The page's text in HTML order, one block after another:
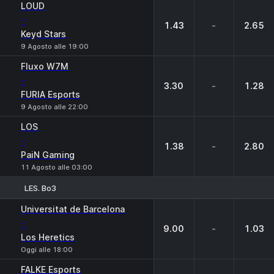
LOUD
-
Keyd Stars
9 Agosto alle 19:00
1.43 - 2.65
Fluxo W7M
-
FURIA Esports
9 Agosto alle 22:00
3.30 - 1.28
LOS
-
PaiN Gaming
11 Agosto alle 03:00
1.38 - 2.80
LES. Bo3
Universitat de Barcelona
-
Los Heretics
Oggi alle 18:00
9.00 - 1.03
FALKE Esports